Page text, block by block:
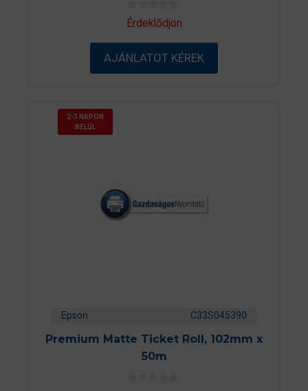
0
a
-
ő
Érdeklődjön
AJÁNLATOT KÉREK
2-3 NAPON
BELÜL
Epson C33S045390
Premium Matte Ticket Roll, 102mm x
50m